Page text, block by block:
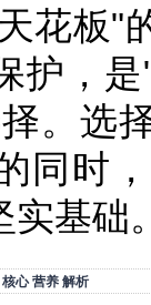
花板"
护，
。选
同时
实基础
核心 营养 解析